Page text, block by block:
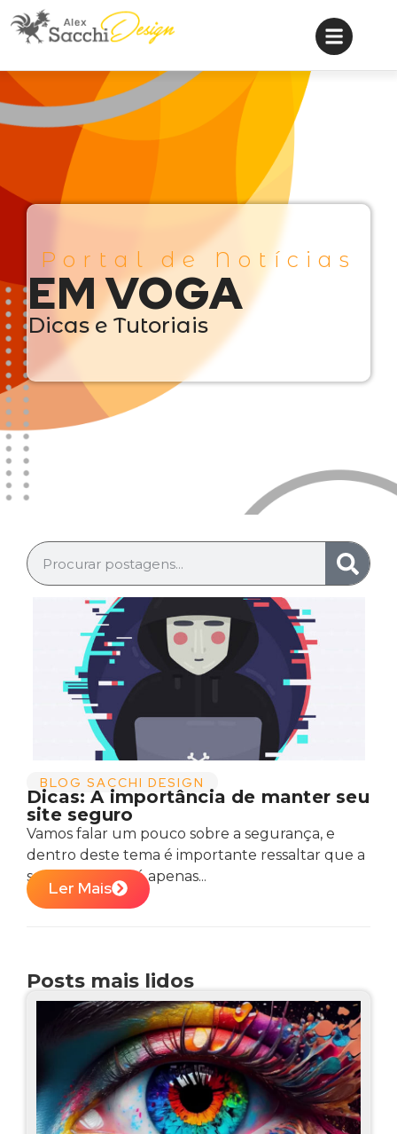
Portal de Notícias
EM VOGA
Dicas e Tutoriais
BLOG SACCHI DESIGN
Dicas: A importância de manter seu
site seguro
Vamos falar um pouco sobre a segurança, e
dentro deste tema é importante ressaltar que a
segurança não é apenas...
Ler Mais
Posts mais lidos